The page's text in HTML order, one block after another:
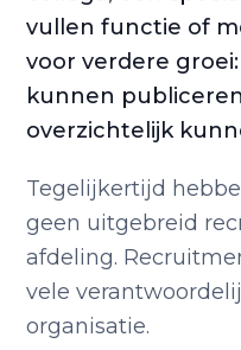
vullen functie of
voor verdere
kunnen
overzichtelijk
Tegelijkertijd
geen uitgebreid
afdeling.
vele
organisatie.